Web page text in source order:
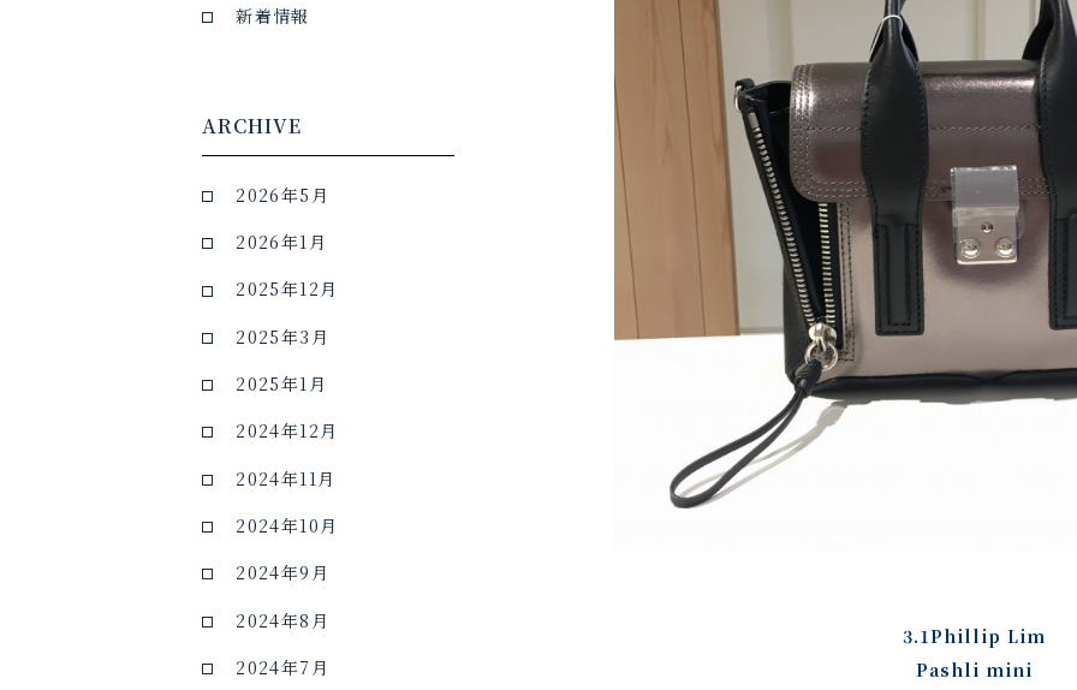
新着情報
ARCHIVE
2026年5月
2026年1月
2025年12月
2025年3月
2025年1月
2024年12月
2024年11月
2024年10月
2024年9月
2024年8月
2024年7月
3.1Phillip Lim
Pashli mini